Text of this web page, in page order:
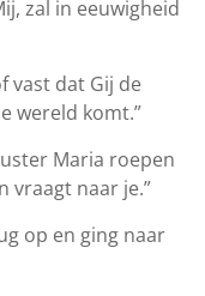
zal in eeuwigheid
vast dat Gij de
wereld komt.”
Maria roepen
vraagt naar je.”
op en ging naar